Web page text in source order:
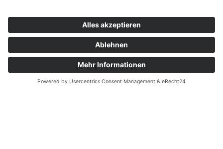
Bedienhilfen
AWO Jobportal